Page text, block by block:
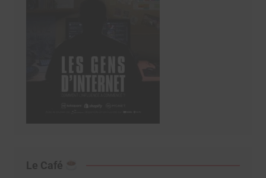
Le Café